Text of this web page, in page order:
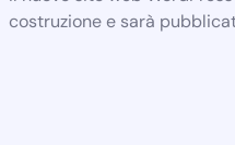
costruzione e sarà